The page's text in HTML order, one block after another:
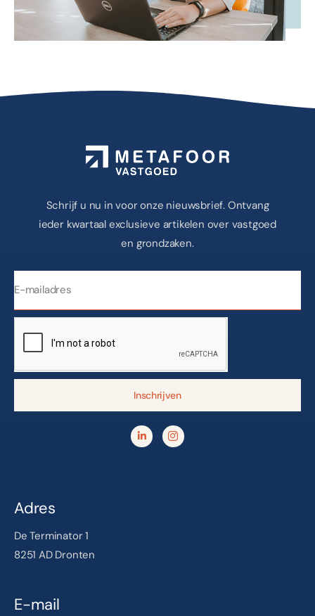
Schrijf u nu in voor onze nieuwsbrief. Ontvang
ieder kwartaal exclusieve artikelen over vastgoed
en grondzaken.
Inschrijven
Adres
De Terminator 1
8251 AD Dronten
E-mail